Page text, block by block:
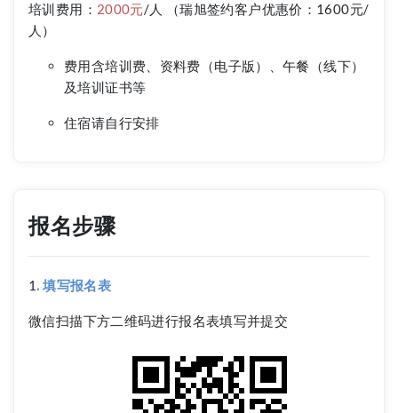
培训费用： 2000元/人 （瑞旭签约客户优惠价：1600元/
人）
费用含培训费、资料费（电子版）、午餐（线下）
及培训证书等
住宿请自行安排
报名步骤
1. 填写报名表
微信扫描下方二维码进行报名表填写并提交